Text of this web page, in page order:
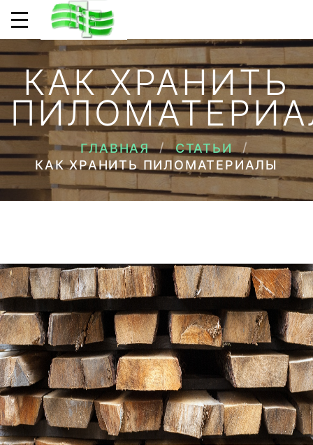
КАК ХРАНИТЬ
ГЛАВНАЯ
СТАТЬИ
КАК ХРАНИТЬ ПИЛОМАТЕРИАЛЫ